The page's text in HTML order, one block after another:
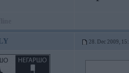
28. Dec 2009,